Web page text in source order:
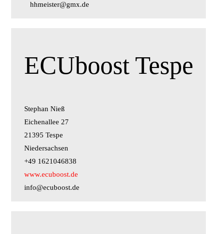
hhmeister@gmx.de
ECUboost Tespe
Stephan Nieß
Eichenallee 27
21395 Tespe
Niedersachsen
+49 1621046838
www.ecuboost.de
info@ecuboost.de